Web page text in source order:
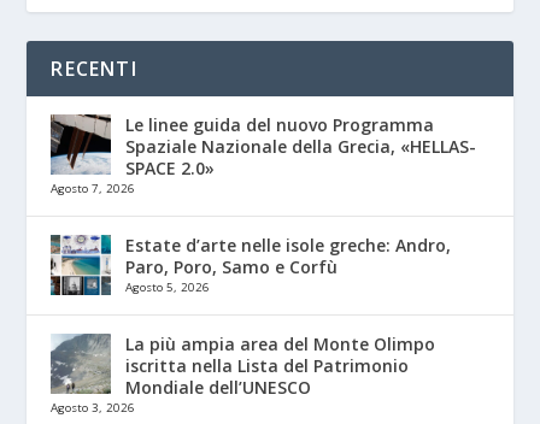
RECENTI
Le linee guida del nuovo Programma
Spaziale Nazionale della Grecia, «HELLAS-
SPACE 2.0»
Agosto 7, 2026
Estate d’arte nelle isole greche: Andro,
Paro, Poro, Samo e Corfù
Agosto 5, 2026
La più ampia area del Monte Olimpo
iscritta nella Lista del Patrimonio
Mondiale dell’UNESCO
Agosto 3, 2026